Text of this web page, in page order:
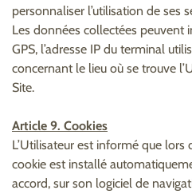
personnaliser l’utilisation de ses
Les données collectées peuvent
GPS, l’adresse IP du terminal
concernant le lieu où se trouve
Site.
Article 9. Cookies
L’Utilisateur est informé que lors
cookie est installé
accord, sur son logiciel de